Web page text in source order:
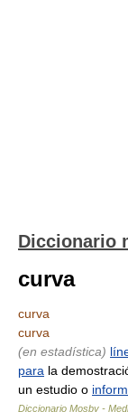
Diccionario
curva
curva
curva
(en estadística)
para la
un estudio o
Diccionario Mosby -